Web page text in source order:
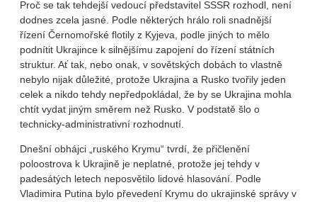
Proč se tak tehdejší vedoucí představitel SSSR rozhodl, není
dodnes zcela jasné. Podle některých hrálo roli snadnější
řízení Černomořské flotily z Kyjeva, podle jiných to mělo
podnítit Ukrajince k silnějšímu zapojení do řízení státních
struktur. Ať tak, nebo onak, v sovětských dobách to vlastně
nebylo nijak důležité, protože Ukrajina a Rusko tvořily jeden
celek a nikdo tehdy nepředpokládal, že by se Ukrajina mohla
chtít vydat jiným směrem než Rusko. V podstatě šlo o
technicky-administrativní rozhodnutí.
Dnešní obhájci „ruského Krymu“ tvrdí, že přičlenění
poloostrova k Ukrajině je neplatné, protože jej tehdy v
padesátých letech neposvětilo lidové hlasování. Podle
Vladimira Putina bylo převedení Krymu do ukrajinské správy v